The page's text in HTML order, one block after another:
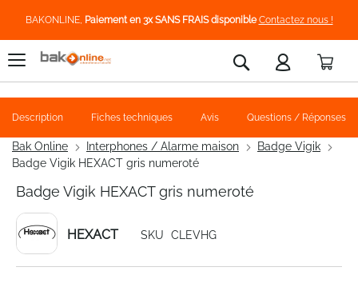
BAKONLINE, Paiement en 3x SANS FRAIS disponible Contactez nous !
Rechercher
Bak Online Interphones / Alarme maison
Badge Vigik
Badge Vigik HEXACT gris numeroté
Badge Vigik HEXACT gris numeroté
HEXACT SKU CLEVHG
Description Fiches techniques Avis Questions / Réponses